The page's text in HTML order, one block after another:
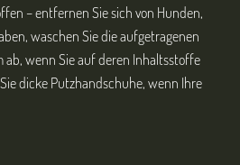
– entfernen Sie sich von Hunden,
waschen Sie die aufgetragenen
ab, wenn Sie auf deren Inhaltsstoffe
dicke Putzhandschuhe, wenn Ihre